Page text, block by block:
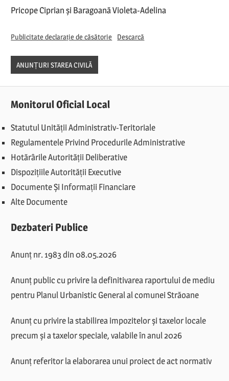
Pricope Ciprian și Baragoană Violeta-Adelina
Publicitate declarație de căsătorie Descarcă
ANUNȚURI STAREA CIVILĂ
Monitorul Oficial Local
Statutul Unității Administrativ-Teritoriale
Regulamentele Privind Procedurile Administrative
Hotărârile Autorității Deliberative
Dispozițiile Autorității Executive
Documente Și Informații Financiare
Alte Documente
Dezbateri Publice
Anunț nr. 1983 din 08.05.2026
Anunț public cu privire la definitivarea raportului de mediu
pentru Planul Urbanistic General al comunei Străoane
Anunț cu privire la stabilirea impozitelor și taxelor locale
precum și a taxelor speciale, valabile în anul 2026
Anunț referitor la elaborarea unui proiect de act normativ